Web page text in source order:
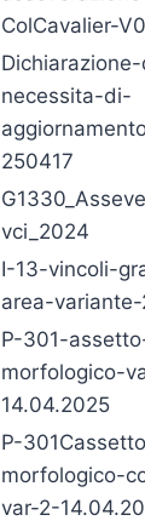
ColCavalier-
necessita-di-
250417
vci_2024
I-13-vincoli-
area-
P-301-
morfologico-
14.04.2025
P-
morfologico-
var-2-